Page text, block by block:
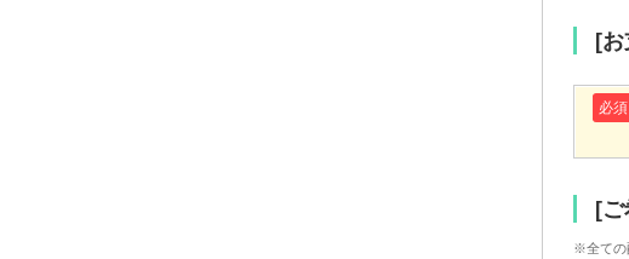
[お
必須
[ご
※全ての